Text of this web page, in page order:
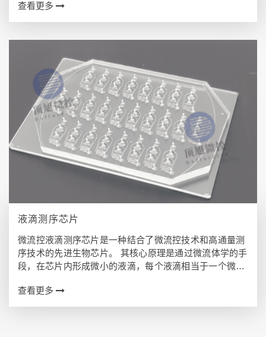
提供了全新的可能性。 本文将深入…
查看更多
液滴测序芯片
微流控液滴测序芯片是一种结合了微流控技术和高通量测
序技术的先进生物芯片。 其核心原理是通过微流体学的手
段，在芯片内形成微小的液滴，每个液滴相当于一个微反
测序。 微流控液滴测序芯片的工作流程主…
查看更多